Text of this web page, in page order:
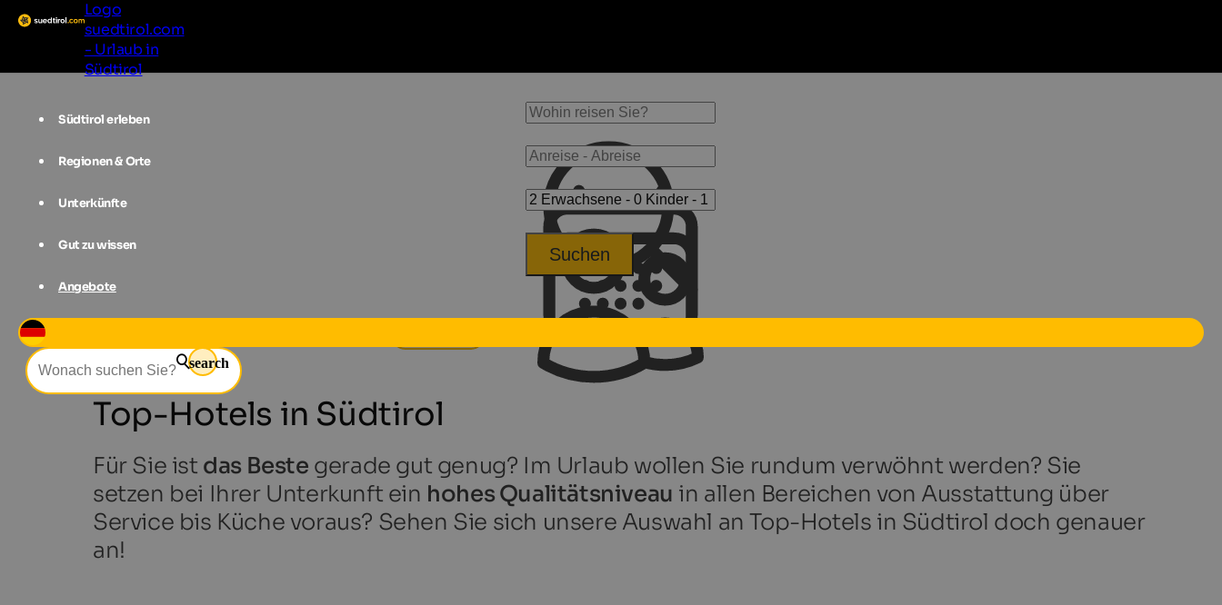
Logo
suedtirol.com
- Urlaub in
Südtirol
Südtirol erleben
Regionen & Orte
Unterkünfte
Gut zu wissen
Angebote
search
Suchen
Top-Hotels in Südtirol
Für Sie ist das Beste gerade gut genug? Im Urlaub wollen Sie rundum verwöhnt werden? Sie
setzen bei Ihrer Unterkunft ein hohes Qualitätsniveau in allen Bereichen von Ausstattung über
Service bis Küche voraus? Sehen Sie sich unsere Auswahl an Top-Hotels in Südtirol doch genauer
an!